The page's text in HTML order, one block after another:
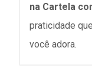
na Cartela
praticidade
você adora.